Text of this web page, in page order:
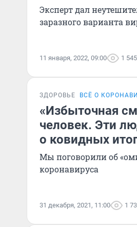
Эксперт дал
заразного варианта
11 января, 2022, 09:00 1 545
ЗДОРОВЬЕ ВСЁ О
«Избыточная
человек. Эти
о ковидных
Мы поговорили об
коронавируса
31 декабря, 2021, 11:00 1